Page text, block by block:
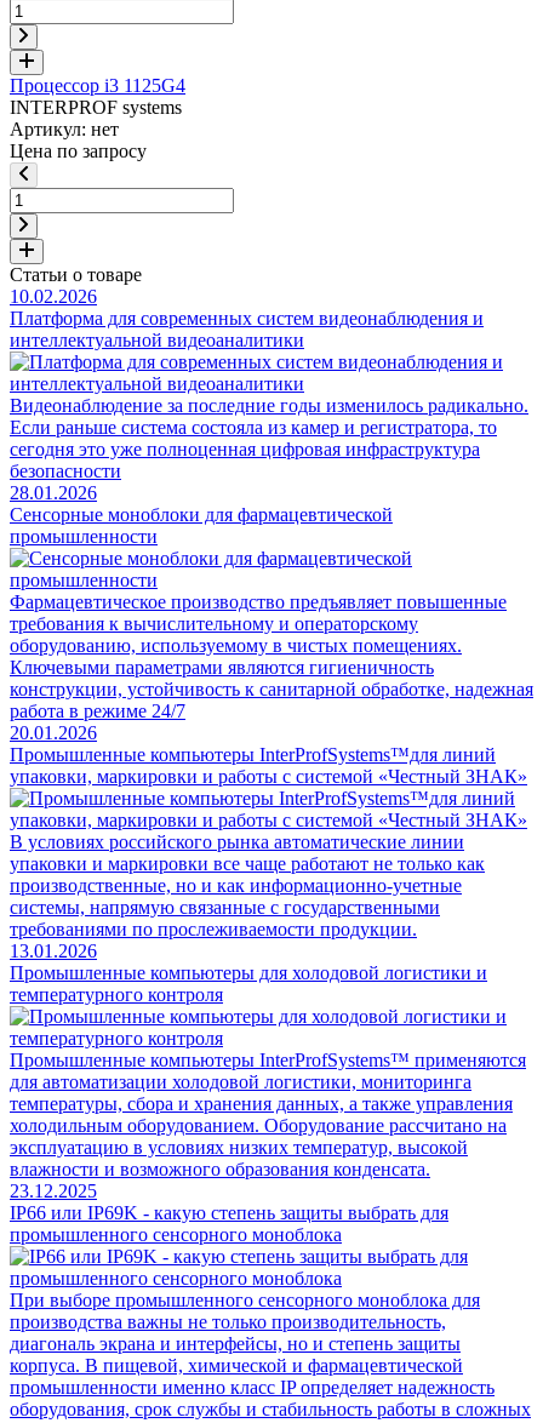
Процессор i3 1125G4
INTERPROF systems
Артикул: нет
Цена по запросу
Статьи о товаре
10.02.2026
Платформа для современных систем видеонаблюдения и
интеллектуальной видеоаналитики
Видеонаблюдение за последние годы изменилось радикально.
Если раньше система состояла из камер и регистратора, то
сегодня это уже полноценная цифровая инфраструктура
безопасности
28.01.2026
Сенсорные моноблоки для фармацевтической
промышленности
Фармацевтическое производство предъявляет повышенные
требования к вычислительному и операторскому
оборудованию, используемому в чистых помещениях.
Ключевыми параметрами являются гигиеничность
конструкции, устойчивость к санитарной обработке, надежная
работа в режиме 24/7
20.01.2026
Промышленные компьютеры InterProfSystems™для линий
упаковки, маркировки и работы с системой «Честный ЗНАК»
В условиях российского рынка автоматические линии
упаковки и маркировки все чаще работают не только как
производственные, но и как информационно-учетные
системы, напрямую связанные с государственными
требованиями по прослеживаемости продукции.
13.01.2026
Промышленные компьютеры для холодовой логистики и
температурного контроля
Промышленные компьютеры InterProfSystems™ применяются
для автоматизации холодовой логистики, мониторинга
температуры, сбора и хранения данных, а также управления
холодильным оборудованием. Оборудование рассчитано на
эксплуатацию в условиях низких температур, высокой
влажности и возможного образования конденсата.
23.12.2025
IP66 или IP69K - какую степень защиты выбрать для
промышленного сенсорного моноблока
При выборе промышленного сенсорного моноблока для
производства важны не только производительность,
диагональ экрана и интерфейсы, но и степень защиты
корпуса. В пищевой, химической и фармацевтической
промышленности именно класс IP определяет надежность
оборудования, срок службы и стабильность работы в сложных